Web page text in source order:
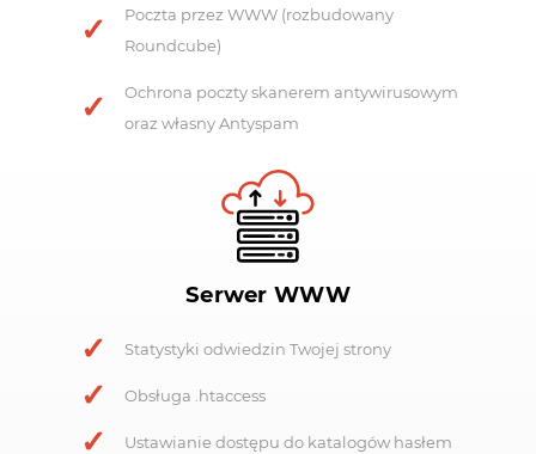
Poczta przez WWW (rozbudowany
Roundcube)
Ochrona poczty skanerem antywirusowym
oraz własny Antyspam
Serwer WWW
Statystyki odwiedzin Twojej strony
Obsługa .htaccess
Ustawianie dostępu do katalogów hasłem